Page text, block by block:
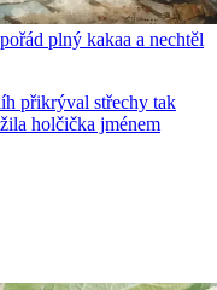
plný kakaa a nechtěl
přikrýval střechy tak
holčička jménem